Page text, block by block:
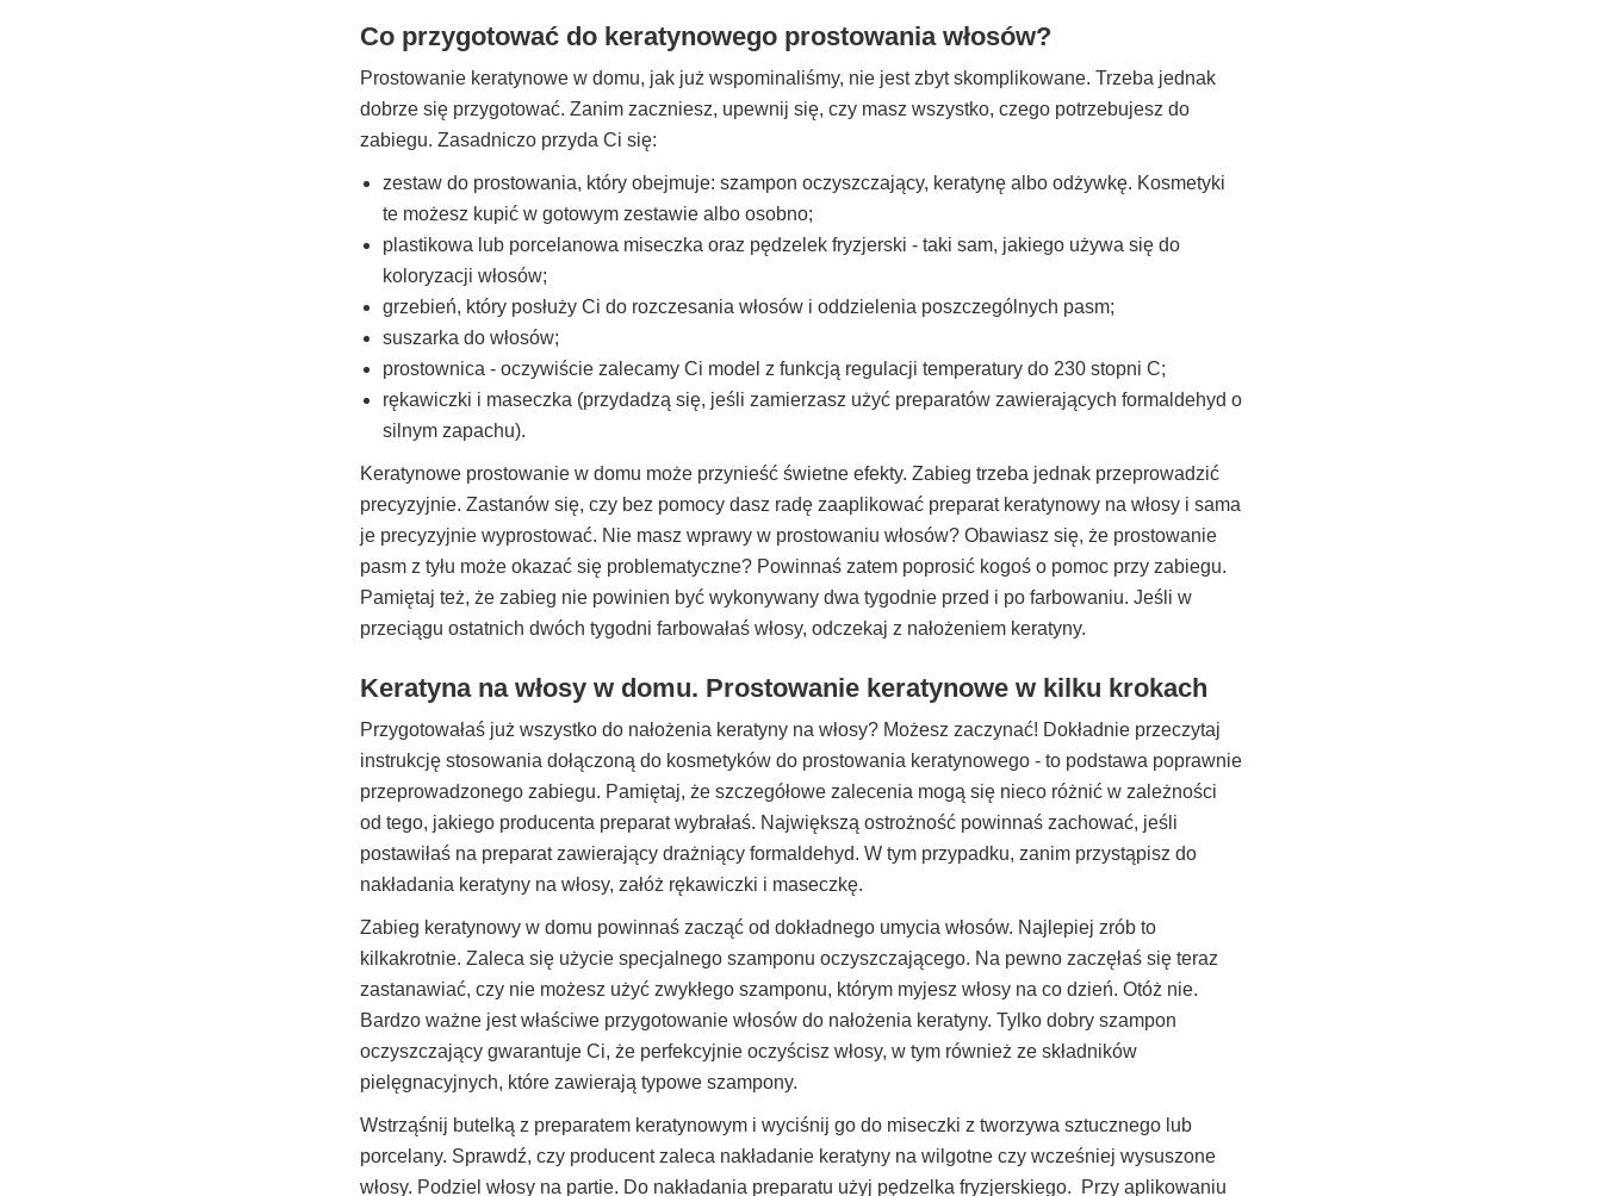
Co przygotować do keratynowego prostowania włosów?
Prostowanie keratynowe w domu, jak już wspominaliśmy, nie jest zbyt skomplikowane. Trzeba jednak
dobrze się przygotować. Zanim zaczniesz, upewnij się, czy masz wszystko, czego potrzebujesz do
zabiegu. Zasadniczo przyda Ci się:
zestaw do prostowania, który obejmuje: szampon oczyszczający, keratynę albo odżywkę. Kosmetyki
te możesz kupić w gotowym zestawie albo osobno;
plastikowa lub porcelanowa miseczka oraz pędzelek fryzjerski - taki sam, jakiego używa się do
koloryzacji włosów;
grzebień, który posłuży Ci do rozczesania włosów i oddzielenia poszczególnych pasm;
suszarka do włosów;
prostownica - oczywiście zalecamy Ci model z funkcją regulacji temperatury do 230 stopni C;
rękawiczki i maseczka (przydadzą się, jeśli zamierzasz użyć preparatów zawierających formaldehyd o
silnym zapachu).
Keratynowe prostowanie w domu może przynieść świetne efekty. Zabieg trzeba jednak przeprowadzić
precyzyjnie. Zastanów się, czy bez pomocy dasz radę zaaplikować preparat keratynowy na włosy i sama
je precyzyjnie wyprostować. Nie masz wprawy w prostowaniu włosów? Obawiasz się, że prostowanie
pasm z tyłu może okazać się problematyczne? Powinnaś zatem poprosić kogoś o pomoc przy zabiegu.
Pamiętaj też, że zabieg nie powinien być wykonywany dwa tygodnie przed i po farbowaniu. Jeśli w
przeciągu ostatnich dwóch tygodni farbowałaś włosy, odczekaj z nałożeniem keratyny.
Keratyna na włosy w domu. Prostowanie keratynowe w kilku krokach
Przygotowałaś już wszystko do nałożenia keratyny na włosy? Możesz zaczynać! Dokładnie przeczytaj
instrukcję stosowania dołączoną do kosmetyków do prostowania keratynowego - to podstawa poprawnie
przeprowadzonego zabiegu. Pamiętaj, że szczegółowe zalecenia mogą się nieco różnić w zależności
od tego, jakiego producenta preparat wybrałaś. Największą ostrożność powinnaś zachować, jeśli
postawiłaś na preparat zawierający drażniący formaldehyd. W tym przypadku, zanim przystąpisz do
nakładania keratyny na włosy, załóż rękawiczki i maseczkę.
Zabieg keratynowy w domu powinnaś zacząć od dokładnego umycia włosów. Najlepiej zrób to
kilkakrotnie. Zaleca się użycie specjalnego szamponu oczyszczającego. Na pewno zaczęłaś się teraz
zastanawiać, czy nie możesz użyć zwykłego szamponu, którym myjesz włosy na co dzień. Otóż nie.
Bardzo ważne jest właściwe przygotowanie włosów do nałożenia keratyny. Tylko dobry szampon
oczyszczający gwarantuje Ci, że perfekcyjnie oczyścisz włosy, w tym również ze składników
pielęgnacyjnych, które zawierają typowe szampony.
Wstrząśnij butelką z preparatem keratynowym i wyciśnij go do miseczki z tworzywa sztucznego lub
porcelany. Sprawdź, czy producent zaleca nakładanie keratyny na wilgotne czy wcześniej wysuszone
włosy. Podziel włosy na partie. Do nakładania preparatu użyj pędzelka fryzjerskiego. Przy aplikowaniu